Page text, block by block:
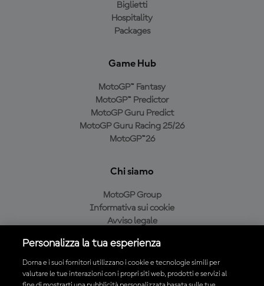
Biglietti
Hospitality
Packages
Game Hub
MotoGP™ Fantasy
MotoGP™ Predictor
MotoGP Guru Predict
MotoGP Guru Racing 25/26
MotoGP™26
Chi siamo
MotoGP Group
Informativa sui cookie
Avviso legale
Condizioni di acquisto
Personalizza la tua esperienza
Dorna e i suoi fornitori utilizzano i cookie e tecnologie simili per
valutare le tue interazioni con i propri siti web, prodotti e servizi al